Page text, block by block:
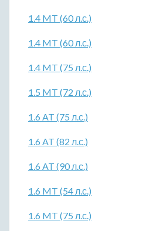
1.4 MT (60 л.с.)
1.4 MT (60 л.с.)
1.4 MT (75 л.с.)
1.5 MT (72 л.с.)
1.6 AT (75 л.с.)
1.6 AT (82 л.с.)
1.6 AT (90 л.с.)
1.6 MT (54 л.с.)
1.6 MT (75 л.с.)